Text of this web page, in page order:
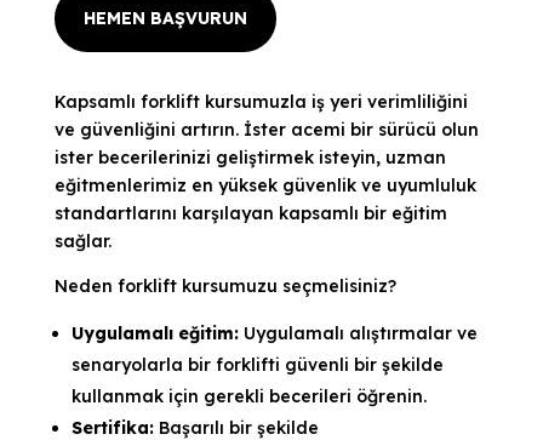
HEMEN BAŞVURUN
Kapsamlı forklift kursumuzla iş yeri verimliliğini
ve güvenliğini artırın. İster acemi bir sürücü olun
ister becerilerinizi geliştirmek isteyin, uzman
eğitmenlerimiz en yüksek güvenlik ve uyumluluk
standartlarını karşılayan kapsamlı bir eğitim
sağlar.
Neden forklift kursumuzu seçmelisiniz?
Uygulamalı eğitim:Uygulamalı alıştırmalar ve
senaryolarla bir forklifti güvenli bir şekilde
kullanmak için gerekli becerileri öğrenin.
Sertifika:Başarılı bir şekilde